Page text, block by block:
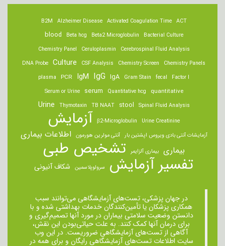
ACT
Activated Coagulation Time
Alzheimer Disease
B2M
Bacterial Culture
Beta2 Microglobulin
Beta hcg
blood
Cerebrospinal Fluid Analysis
Ceruloplasmin
Chemistry Panel
Chemistry Panels
Chemistry Screen
CSF Analysis
Culture
DNA Probe
Factor I
fecal
Gram Stain
IgA
IgG
IgM
PCR
plasma
quantitative
Quantitative hcg
serum
Serum or Urine
Spinal Fluid Analysis
stool
TB NAAT
Thymotaxin
Urine
Urine Creatinine
β2-Microglobulin آزمایش
آزمایشات آنتی بادی ویروس اپشتین بار آنتی مولرین هورمون اطلاعات بیماری
بیماری بیماری آلزایمر تشخیص طبی
تفسیر آزمایش سرولوپلاسمین شکاف آنیونی
در جهان پزشکی، تست‌های آزمایشگاهی می‌توانند سبب
همکاری پزشکان یا تأمین‌کنندگان خدمات بهداشتی شده و با
دانستن وضعیت سلامتی بیماران در مورد آنها تصمیم‌گیری و
برای درمان ‌آنها کمک کنند. به علت حیاتی‌بودن این نقش،
آگاهی از تست‌های آزمایشگاهی ضروریست. در این وب
سایت اطلاعات تست‌های آزمایشگاهی رایگان و برای همه در